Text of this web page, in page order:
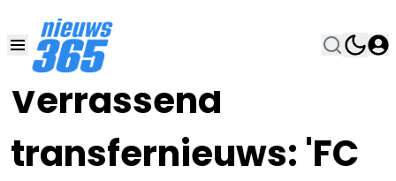
Verrassend
transfernieuws: 'FC
22 JUN 2019, 11:00